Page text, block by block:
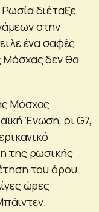
διέταξε
στην
ένα σαφές
Μόσχας δεν θα
Μόσχας
Ένωση, οι G7,
της ρωσικής
του όρου
ώρες